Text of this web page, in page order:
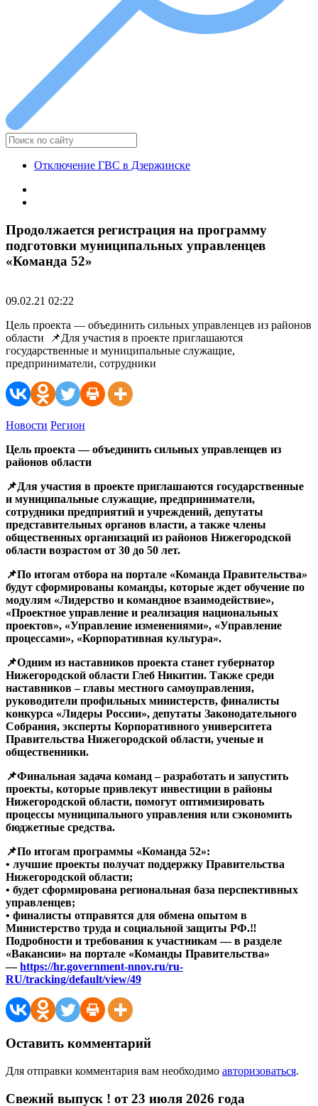
Отключение ГВС в Дзержинске
Продолжается регистрация на программу
подготовки муниципальных управленцев
«Команда 52»
09.02.21 02:22
Цель проекта — объединить сильных управленцев из районов
области 📌Для участия в проекте приглашаются
государственные и муниципальные служащие,
предприниматели, сотрудники
Новости Регион
Цель проекта — объединить сильных управленцев из
районов области
📌Для участия в проекте приглашаются государственные
и муниципальные служащие, предприниматели,
сотрудники предприятий и учреждений, депутаты
представительных органов власти, а также члены
общественных организаций из районов Нижегородской
области возрастом от 30 до 50 лет.
📌По итогам отбора на портале «Команда Правительства»
будут сформированы команды, которые ждет обучение по
модулям «Лидерство и командное взаимодействие»,
«Проектное управление и реализация национальных
проектов», «Управление изменениями», «Управление
процессами», «Корпоративная культура».
📌Одним из наставников проекта станет губернатор
Нижегородской области Глеб Никитин. Также среди
наставников – главы местного самоуправления,
руководители профильных министерств, финалисты
конкурса «Лидеры России», депутаты Законодательного
Собрания, эксперты Корпоративного университета
Правительства Нижегородской области, ученые и
общественники.
📌Финальная задача команд – разработать и запустить
проекты, которые привлекут инвестиции в районы
Нижегородской области, помогут оптимизировать
процессы муниципального управления или сэкономить
бюджетные средства.
📌По итогам программы «Команда 52»:
• лучшие проекты получат поддержку Правительства
Нижегородской области;
• будет сформирована региональная база перспективных
управленцев;
• финалисты отправятся для обмена опытом в
Министерство труда и социальной защиты РФ.‼️
Подробности и требования к участникам — в разделе
«Вакансии» на портале «Команды Правительства»
—https://hr.government-nnov.ru/ru-
RU/tracking/default/view/49
Оставить комментарий
Для отправки комментария вам необходимо авторизоваться.
Свежий выпуск ! от 23 июля 2026 года